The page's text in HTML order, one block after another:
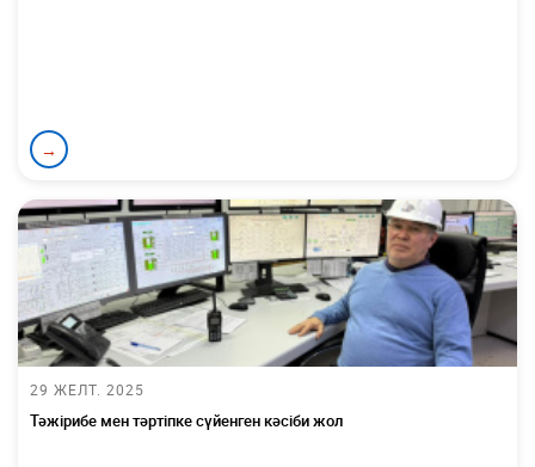
→
29 ЖЕЛТ. 2025
Тәжірибе мен тәртіпке сүйенген кәсіби жол